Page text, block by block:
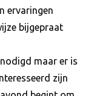
ervaringen
bijgepraat
maar er is
zijn